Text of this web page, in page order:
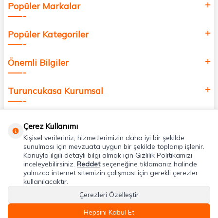
Popüler Markalar
Popüler Kategoriler
Önemli Bilgiler
Turuncukasa Kurumsal
Uygulamalarımız
Adres & İletişim
Çerez Kullanımı
Kişisel verileriniz, hizmetlerimizin daha iyi bir şekilde
sunulması için mevzuata uygun bir şekilde toplanıp işlenir.
Konuyla ilgili detaylı bilgi almak için Gizlilik Politikamızı
inceleyebilirsiniz. Reddetseçeneğine tıklamanız halinde
yalnızca internet sitemizin çalışması için gerekli çerezler
kullanılacaktır.
Çerezleri Özelleştir
Hepsini Kabul Et